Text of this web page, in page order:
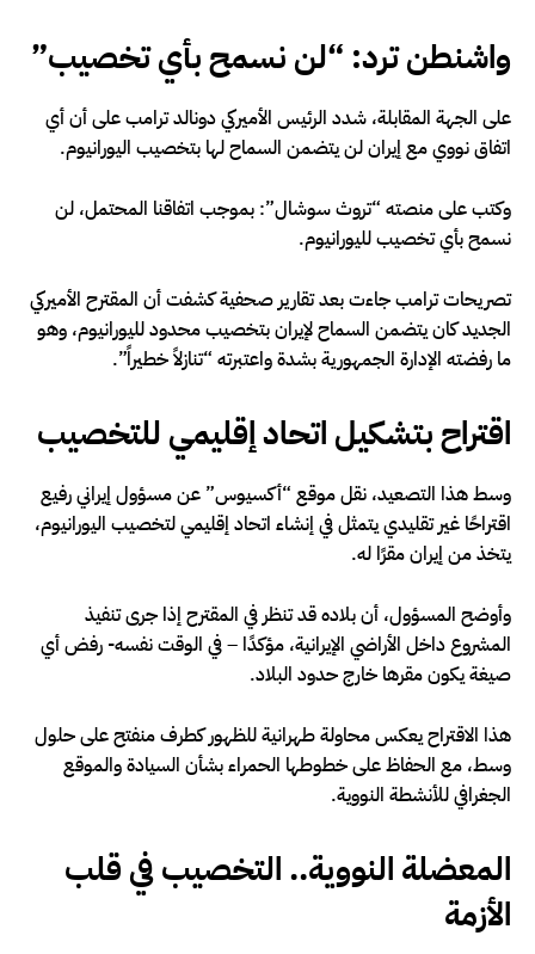
واشنطن ترد: “لن نسمح بأي تخصيب”
على الجهة المقابلة، شدد الرئيس الأميركي دونالد ترامب على أن أي
اتفاق نووي مع إيران لن يتضمن السماح لها بتخصيب اليورانيوم.
وكتب على منصته “تروث سوشال”: بموجب اتفاقنا المحتمل، لن
نسمح بأي تخصيب لليورانيوم.
تصريحات ترامب جاءت بعد تقارير صحفية كشفت أن المقترح الأميركي
الجديد كان يتضمن السماح لإيران بتخصيب محدود لليورانيوم، وهو
ما رفضته الإدارة الجمهورية بشدة واعتبرته “تنازلاً خطيراً”.
اقتراح بتشكيل اتحاد إقليمي للتخصيب
وسط هذا التصعيد، نقل موقع “أكسيوس” عن مسؤول إيراني رفيع
اقتراحًا غير تقليدي يتمثل في إنشاء اتحاد إقليمي لتخصيب اليورانيوم،
يتخذ من إيران مقرًا له.
وأوضح المسؤول، أن بلاده قد تنظر في المقترح إذا جرى تنفيذ
المشروع داخل الأراضي الإيرانية، مؤكدًا – في الوقت نفسه- رفض أي
صيغة يكون مقرها خارج حدود البلاد.
هذا الاقتراح يعكس محاولة طهرانية للظهور كطرف منفتح على حلول
وسط، مع الحفاظ على خطوطها الحمراء بشأن السيادة والموقع
الجغرافي للأنشطة النووية.
المعضلة النووية.. التخصيب في قلب
الأزمة